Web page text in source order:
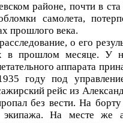
районе, почти в ста
самолета,
прошлого века.
о его
в прошлом месяце. У
аппарата
году под
рейс из
без вести. На
На месте же